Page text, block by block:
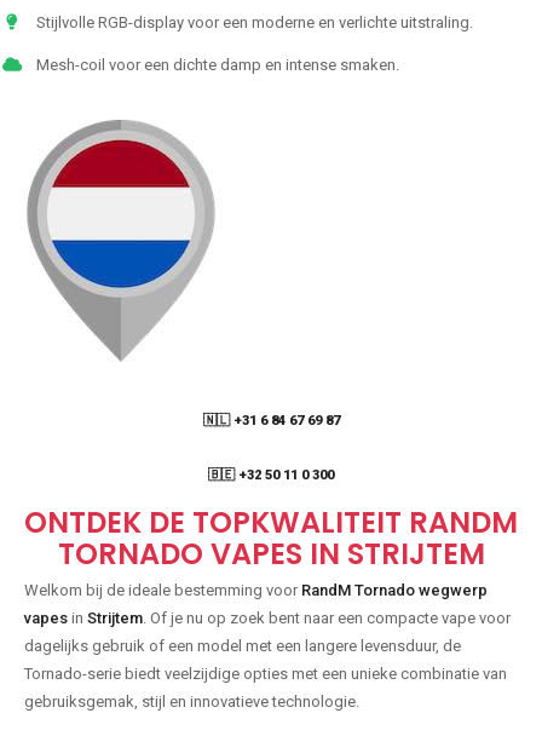
Stijlvolle RGB-display voor een moderne en verlichte uitstraling.
Mesh-coil voor een dichte damp en intense smaken.
🇳🇱 +31 6 84 67 69 87
🇧🇪 +32 50 11 0 300
ONTDEK DE TOPKWALITEIT RANDM
TORNADO VAPES IN STRIJTEM
Welkom bij de ideale bestemming voor RandM Tornado wegwerp
vapes in Strijtem . Of je nu op zoek bent naar een compacte vape voor
dagelijks gebruik of een model met een langere levensduur, de
Tornado-serie biedt veelzijdige opties met een unieke combinatie van
gebruiksgemak, stijl en innovatieve technologie.